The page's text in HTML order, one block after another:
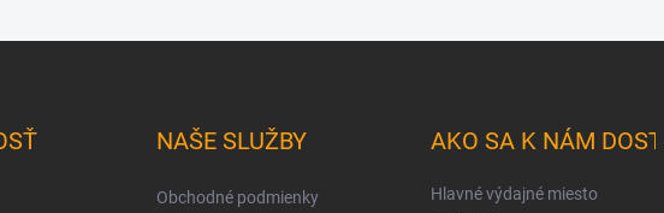
NAŠE SLUŽBY
Obchodné podmienky
AKO SA K NÁM
Hlavné výdajné miesto